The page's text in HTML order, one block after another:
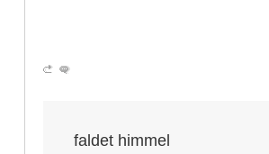
faldet himmel